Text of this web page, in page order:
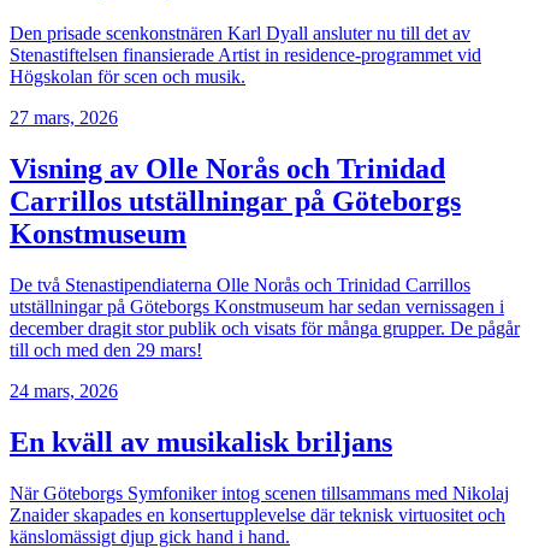
Den prisade scenkonstnären Karl Dyall ansluter nu till det av
Stenastiftelsen finansierade Artist in residence-programmet vid
Högskolan för scen och musik.
27 mars, 2026
Visning av Olle Norås och Trinidad
Carrillos utställningar på Göteborgs
Konstmuseum
De två Stenastipendiaterna Olle Norås och Trinidad Carrillos
utställningar på Göteborgs Konstmuseum har sedan vernissagen i
december dragit stor publik och visats för många grupper. De pågår
till och med den 29 mars!
24 mars, 2026
En kväll av musikalisk briljans
När Göteborgs Symfoniker intog scenen tillsammans med Nikolaj
Znaider skapades en konsertupplevelse där teknisk virtuositet och
känslomässigt djup gick hand i hand.